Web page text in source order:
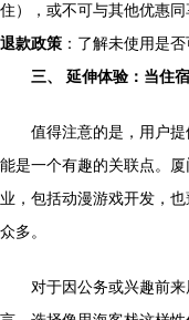
住），或不可与其他优惠同
退款政策 ：了解未使用是
三、 延伸体验：当住
值得注意的是，用户
能是一个有趣的关联点。
业，包括动漫游戏开发，
众多。
对于因公务或兴趣前